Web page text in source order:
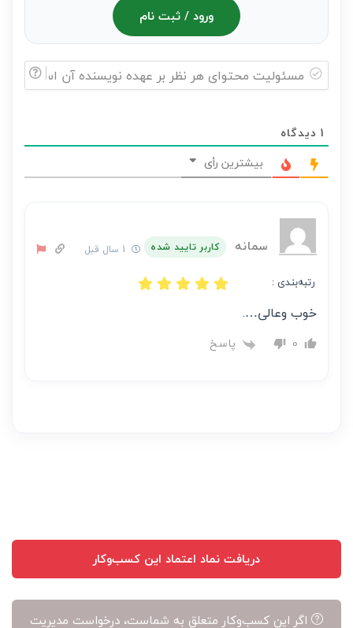
ورود / ثبت نام
هر
نظر
بر
نویسنده
1 دیدگاه
بیشترین رأی
سمانه کاربر تایید شده
رتبه‌بندی :
خوب وعالی….
0 پاسخ
دریافت نماد اعتماد این کسب‌وکار
اگر این کسب‌وکار متعلق به شماست، درخواست مدیریت